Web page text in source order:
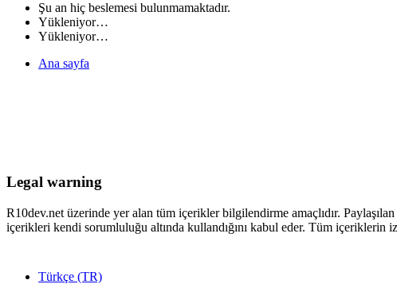
Şu an hiç beslemesi bulunmamaktadır.
Yükleniyor…
Yükleniyor…
Ana sayfa
Legal warning
R10dev.net üzerinde yer alan tüm içerikler bilgilendirme amaçlıdır.
içerikleri kendi sorumluluğu altında kullandığını kabul eder. Tüm içeriklerin
Türkçe (TR)